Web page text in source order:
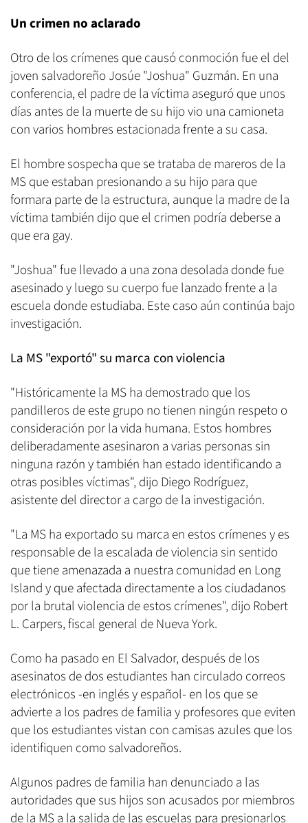
Un crimen no aclarado
Otro de los crímenes que causó conmoción fue el del
joven salvadoreño Josúe "Joshua" Guzmán. En una
conferencia, el padre de la víctima aseguró que unos
días antes de la muerte de su hijo vio una camioneta
con varios hombres estacionada frente a su casa.
El hombre sospecha que se trataba de mareros de la
MS que estaban presionando a su hijo para que
formara parte de la estructura, aunque la madre de la
víctima también dijo que el crimen podría deberse a
que era gay.
"Joshua" fue llevado a una zona desolada donde fue
asesinado y luego su cuerpo fue lanzado frente a la
escuela donde estudiaba. Este caso aún continúa bajo
investigación.
La MS "exportó" su marca con violencia
"Históricamente la MS ha demostrado que los
pandilleros de este grupo no tienen ningún respeto o
consideración por la vida humana. Estos hombres
deliberadamente asesinaron a varias personas sin
ninguna razón y también han estado identificando a
otras posibles víctimas", dijo Diego Rodríguez,
asistente del director a cargo de la investigación.
"La MS ha exportado su marca en estos crímenes y es
responsable de la escalada de violencia sin sentido
que tiene amenazada a nuestra comunidad en Long
Island y que afectada directamente a los ciudadanos
por la brutal violencia de estos crímenes", dijo Robert
L. Carpers, fiscal general de Nueva York.
Como ha pasado en El Salvador, después de los
asesinatos de dos estudiantes han circulado correos
electrónicos -en inglés y español- en los que se
advierte a los padres de familia y profesores que eviten
que los estudiantes vistan con camisas azules que los
identifiquen como salvadoreños.
Algunos padres de familia han denunciado a las
autoridades que sus hijos son acusados por miembros
de la MS a la salida de las escuelas para presionarlos